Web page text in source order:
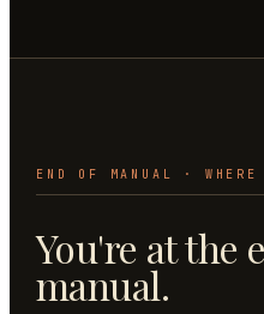
END OF MANUAL · WHERE
You're at the
manual.